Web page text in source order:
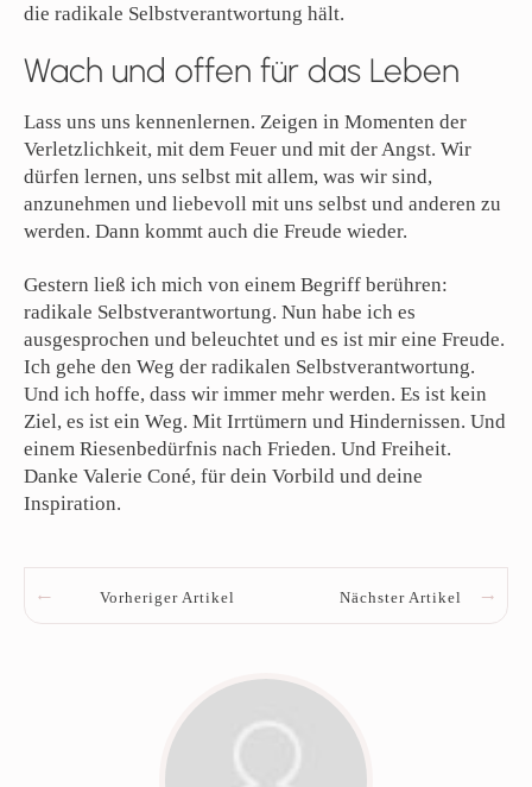
die radikale Selbstverantwortung hält.
Wach und offen für das Leben
Lass uns uns kennenlernen. Zeigen in Momenten der
Verletzlichkeit, mit dem Feuer und mit der Angst. Wir
dürfen lernen, uns selbst mit allem, was wir sind,
anzunehmen und liebevoll mit uns selbst und anderen zu
werden. Dann kommt auch die Freude wieder.
Gestern ließ ich mich von einem Begriff berühren:
radikale Selbstverantwortung. Nun habe ich es
ausgesprochen und beleuchtet und es ist mir eine Freude.
Ich gehe den Weg der radikalen Selbstverantwortung.
Und ich hoffe, dass wir immer mehr werden. Es ist kein
Ziel, es ist ein Weg. Mit Irrtümern und Hindernissen. Und
einem Riesenbedürfnis nach Frieden. Und Freiheit.
Danke Valerie Coné, für dein Vorbild und deine
Inspiration.
Vorheriger Artikel Nächster Artikel